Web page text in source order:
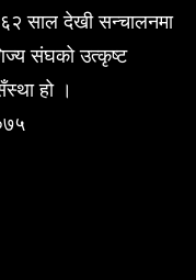
साल देखी सन्चालनमा
संघको उत्कृष्ट
हो ।